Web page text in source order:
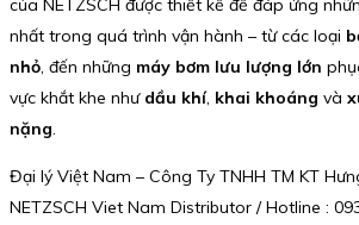
của NETZSCH được thiết kế để đáp ứng
nhất trong quá trình vận hành – từ các loại
nhỏ, đến những máy bơm lưu lượng lớn
vực khắt khe như dầu khí, khai khoáng và
nặng.
Đại lý Việt Nam – Công Ty TNHH TM KT
NETZSCH Viet Nam Distributor / Hotline :